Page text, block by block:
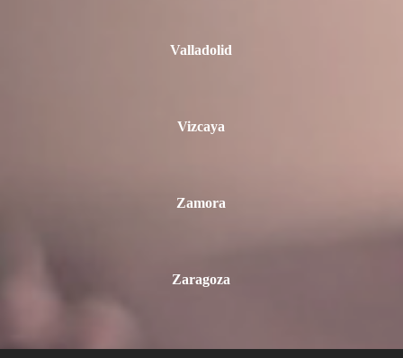
Valladolid
Vizcaya
Zamora
Zaragoza